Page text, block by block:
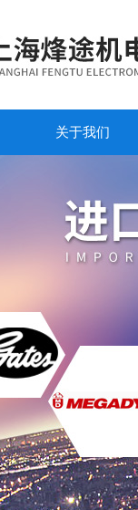
关于我们